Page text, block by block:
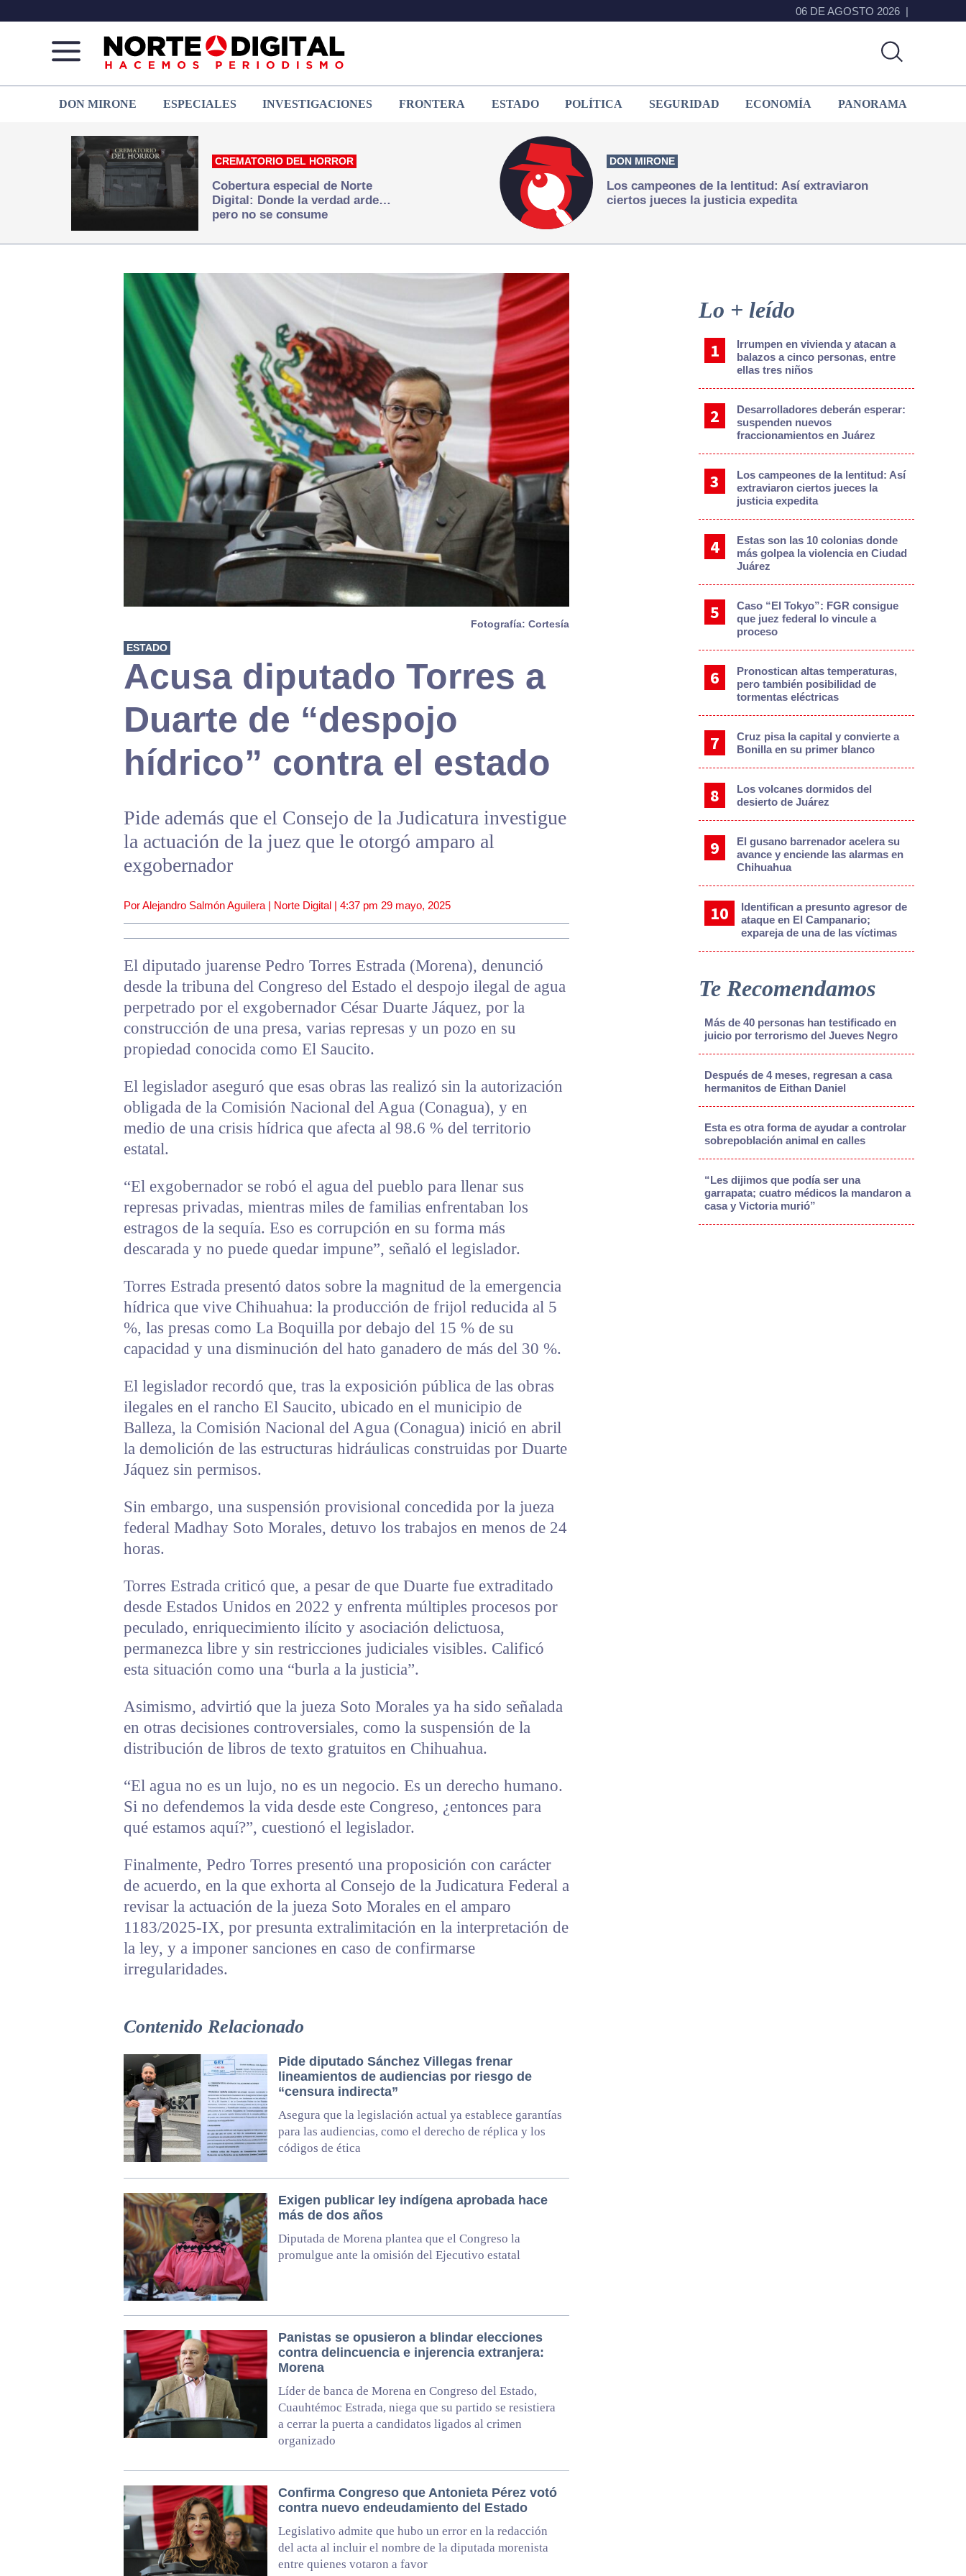
06 DE AGOSTO 2026
de
Juárez
que
hacemos periodismo
DON MIRONE ESPECIALES INVESTIGACIONES FRONTERA ESTADO POLÍTICA SEGURIDAD ECONOMÍA PANORAMA
CREMATORIO DEL HORROR
Cobertura especial de Norte
Digital: Donde la verdad arde…
pero no se consume
DON MIRONE
Los campeones de la lentitud: Así extraviaron
ciertos jueces la justicia expedita
Fotografía: Cortesía
ESTADO
Acusa diputado Torres a
Duarte de “despojo
hídrico” contra el estado
Pide además que el Consejo de la Judicatura investigue
la actuación de la juez que le otorgó amparo al
exgobernador
Por Alejandro Salmón Aguilera | Norte Digital | 4:37 pm 29 mayo, 2025
El diputado juarense Pedro Torres Estrada (Morena), denunció
desde la tribuna del Congreso del Estado el despojo ilegal de agua
perpetrado por el exgobernador César Duarte Jáquez, por la
construcción de una presa, varias represas y un pozo en su
propiedad conocida como El Saucito.
El legislador aseguró que esas obras las realizó sin la autorización
obligada de la Comisión Nacional del Agua (Conagua), y en
medio de una crisis hídrica que afecta al 98.6 % del territorio
estatal.
“El exgobernador se robó el agua del pueblo para llenar sus
represas privadas, mientras miles de familias enfrentaban los
estragos de la sequía. Eso es corrupción en su forma más
descarada y no puede quedar impune”, señaló el legislador.
Torres Estrada presentó datos sobre la magnitud de la emergencia
hídrica que vive Chihuahua: la producción de frijol reducida al 5
%, las presas como La Boquilla por debajo del 15 % de su
capacidad y una disminución del hato ganadero de más del 30 %.
El legislador recordó que, tras la exposición pública de las obras
ilegales en el rancho El Saucito, ubicado en el municipio de
Balleza, la Comisión Nacional del Agua (Conagua) inició en abril
la demolición de las estructuras hidráulicas construidas por Duarte
Jáquez sin permisos.
Sin embargo, una suspensión provisional concedida por la jueza
federal Madhay Soto Morales, detuvo los trabajos en menos de 24
horas.
Torres Estrada criticó que, a pesar de que Duarte fue extraditado
desde Estados Unidos en 2022 y enfrenta múltiples procesos por
peculado, enriquecimiento ilícito y asociación delictuosa,
permanezca libre y sin restricciones judiciales visibles. Calificó
esta situación como una “burla a la justicia”.
Asimismo, advirtió que la jueza Soto Morales ya ha sido señalada
en otras decisiones controversiales, como la suspensión de la
distribución de libros de texto gratuitos en Chihuahua.
“El agua no es un lujo, no es un negocio. Es un derecho humano.
Si no defendemos la vida desde este Congreso, ¿entonces para
qué estamos aquí?”, cuestionó el legislador.
Finalmente, Pedro Torres presentó una proposición con carácter
de acuerdo, en la que exhorta al Consejo de la Judicatura Federal a
revisar la actuación de la jueza Soto Morales en el amparo
1183/2025-IX, por presunta extralimitación en la interpretación de
la ley, y a imponer sanciones en caso de confirmarse
irregularidades.
Contenido Relacionado
Pide diputado Sánchez Villegas frenar
lineamientos de audiencias por riesgo de
“censura indirecta”
Asegura que la legislación actual ya establece garantías
para las audiencias, como el derecho de réplica y los
códigos de ética
Exigen publicar ley indígena aprobada hace
más de dos años
Diputada de Morena plantea que el Congreso la
promulgue ante la omisión del Ejecutivo estatal
Panistas se opusieron a blindar elecciones
contra delincuencia e injerencia extranjera:
Morena
Líder de banca de Morena en Congreso del Estado,
Cuauhtémoc Estrada, niega que su partido se resistiera
a cerrar la puerta a candidatos ligados al crimen
organizado
Confirma Congreso que Antonieta Pérez votó
contra nuevo endeudamiento del Estado
Legislativo admite que hubo un error en la redacción
del acta al incluir el nombre de la diputada morenista
entre quienes votaron a favor
Sidebar
Lo + leído
Irrumpen en vivienda y atacan a
balazos a cinco personas, entre
ellas tres niños
Desarrolladores deberán esperar:
suspenden nuevos
fraccionamientos en Juárez
Los campeones de la lentitud: Así
extraviaron ciertos jueces la
justicia expedita
Estas son las 10 colonias donde
más golpea la violencia en Ciudad
Juárez
Caso “El Tokyo”: FGR consigue
que juez federal lo vincule a
proceso
Pronostican altas temperaturas,
pero también posibilidad de
tormentas eléctricas
Cruz pisa la capital y convierte a
Bonilla en su primer blanco
Los volcanes dormidos del
desierto de Juárez
El gusano barrenador acelera su
avance y enciende las alarmas en
Chihuahua
Identifican a presunto agresor de
ataque en El Campanario;
expareja de una de las víctimas
Te Recomendamos
Más de 40 personas han testificado en
juicio por terrorismo del Jueves Negro
Después de 4 meses, regresan a casa
hermanitos de Eithan Daniel
Esta es otra forma de ayudar a controlar
sobrepoblación animal en calles
“Les dijimos que podía ser una
garrapata; cuatro médicos la mandaron a
casa y Victoria murió”